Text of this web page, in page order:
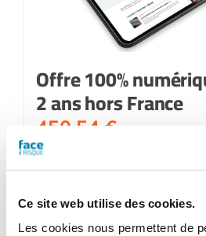
Ce site web utilise des cookies.
Les cookies nous permettent de
Offre 100%
2 ans hors France
450,54 €